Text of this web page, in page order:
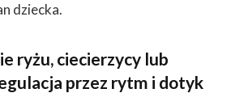
dziecka.
ryżu, ciecierzycy lub
przez rytm i dotyk